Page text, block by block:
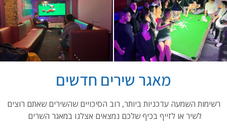
מאגר שירים חדשים
רשימות השמעה עדכניות ביותר, רוב הסיכויים שהשירים שאתם רוצים
לשיר או לזייף בכיף שלכם נמצאים אצלנו במאגר השרים